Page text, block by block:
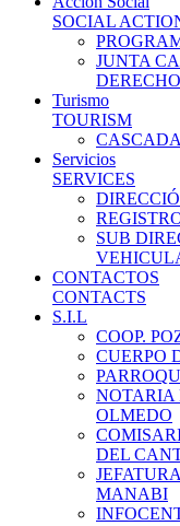
SOCIAL
JUNTA
Turismo
TOURISM
Servicios
SERVICES
SUB
CONTACTOS
CONTACTS
S.I.L
COOP.
CUERPO
NOTARIA
OLMEDO
DEL
MANABI